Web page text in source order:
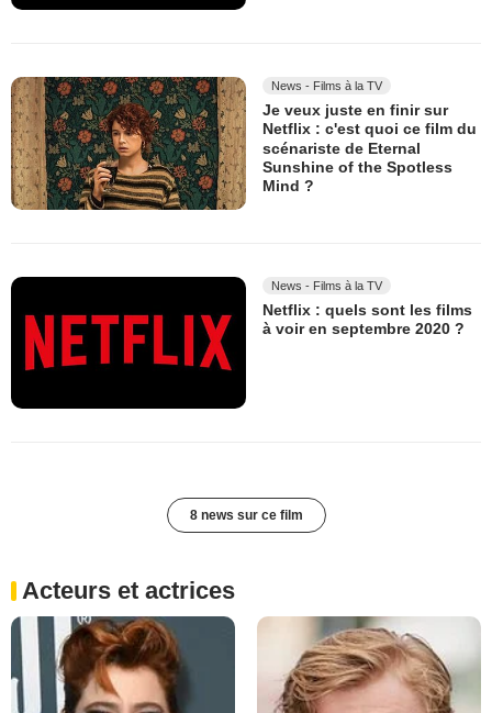
News - Films à la TV
Je veux juste en finir sur
Netflix : c'est quoi ce film du
scénariste de Eternal
Sunshine of the Spotless
Mind ?
News - Films à la TV
Netflix : quels sont les films
à voir en septembre 2020 ?
8 news sur ce film
Acteurs et actrices